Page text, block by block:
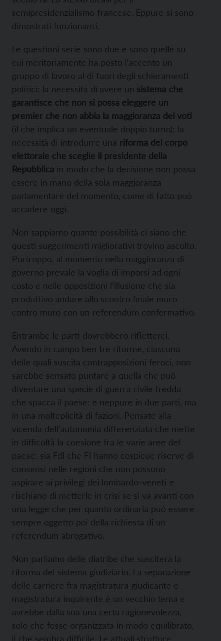
semipresidenzialismo francese. Eppure si sono
dimostrati funzionanti.
Le questioni serie sono due e sono quelle su
cui meritoriamente ha posto l’accento un
gruppo di lavoro al di fuori degli schieramenti
politici: la necessità di avere un sistema che
garantisce che non si possa eleggere un
premier che non abbia la maggioranza dei voti
(il che implica un eventuale doppio turno); la
necessità di introdurre una riforma del corpo
elettorale che sceglie il presidente della
Repubblica in modo che la decisione non possa
essere in mano della sola maggioranza
parlamentare del momento, come di fatto può
accadere oggi.
Non sappiamo quante possibilità ci siano che
questi suggerimenti migliorativi trovino ascolto.
Purtroppo, al momento nella maggioranza di
governo prevale la voglia di imporsi ad ogni
costo e nelle opposizioni l’illusione che sia
produttivo andare allo scontro finale muro
contro muro con un referendum confermativo.
Entrambe le parti dovrebbero rifletterci.
Avendo in campo ben tre riforme, ciascuna
delle quali suscita contrapposizioni feroci, non
sarebbe sensato puntare a quella che può
diventare una specie di guerra civile fredda
che spacca il paese: e neppure in due parti, ma
in una molteplicità di fazioni. Pensate alla
vicenda dell’autonomia differenziata che mette
in difficoltà la coesione fra le varie aree del
paese: sia FdI che FI hanno cospicue riserve di
consensi nelle regioni che non possono
aspirare ai privilegi dei lombardo-veneti e
rischiano di metterle in crisi se si va avanti con
una legge che per quanto ordinaria può essere
sempre oggetto poi della richiesta di un
referendum abrogativo.
Non parliamo delle diatribe che susciterà la
riforma del sistema giudiziario. La separazione
delle carriere fra magistratura giudicante e
magistratura inquirente è un vecchio tema e
avrebbe dalla sua una certa ragionevolezza,
solo che fosse organizzata in modo equilibrato,
il che sembra difficile. Le attuali strutture